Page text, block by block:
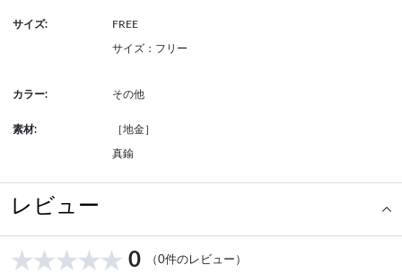
サイズ: FREE
サイズ：フリー
カラー: その他
素材: ［地金］
真鍮
レビュー
0 （0件のレビュー）